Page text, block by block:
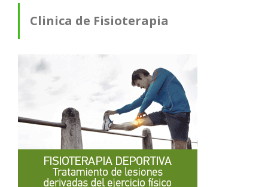
Clinica de Fisioterapia